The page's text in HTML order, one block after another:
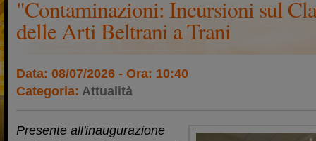
"Contaminazioni: Incursioni sul
delle Arti Beltrani a Trani
Data: 08/07/2026 - Ora: 10:40
Categoria: Attualità
Presente all'inaugurazione